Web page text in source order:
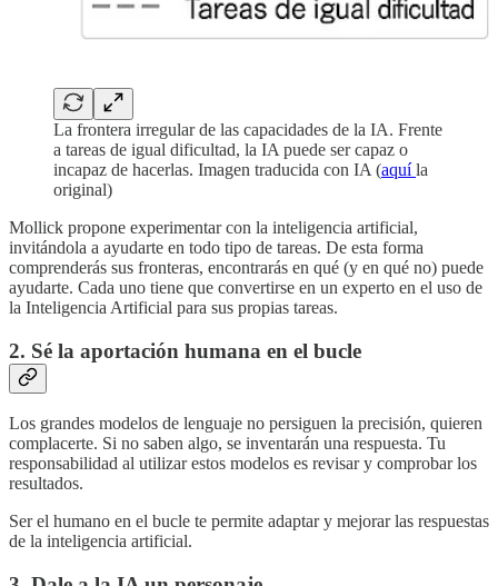
La frontera irregular de las capacidades de la IA. Frente
a tareas de igual dificultad, la IA puede ser capaz o
incapaz de hacerlas. Imagen traducida con IA (aquíla
original)
Mollick propone experimentar con la inteligencia artificial,
invitándola a ayudarte en todo tipo de tareas. De esta forma
comprenderás sus fronteras, encontrarás en qué (y en qué no) puede
ayudarte. Cada uno tiene que convertirse en un experto en el uso de
la Inteligencia Artificial para sus propias tareas.
2. Sé la aportación humana en el bucle
Los grandes modelos de lenguaje no persiguen la precisión, quieren
complacerte. Si no saben algo, se inventarán una respuesta. Tu
responsabilidad al utilizar estos modelos es revisar y comprobar los
resultados.
Ser el humano en el bucle te permite adaptar y mejorar las respuestas
de la inteligencia artificial.